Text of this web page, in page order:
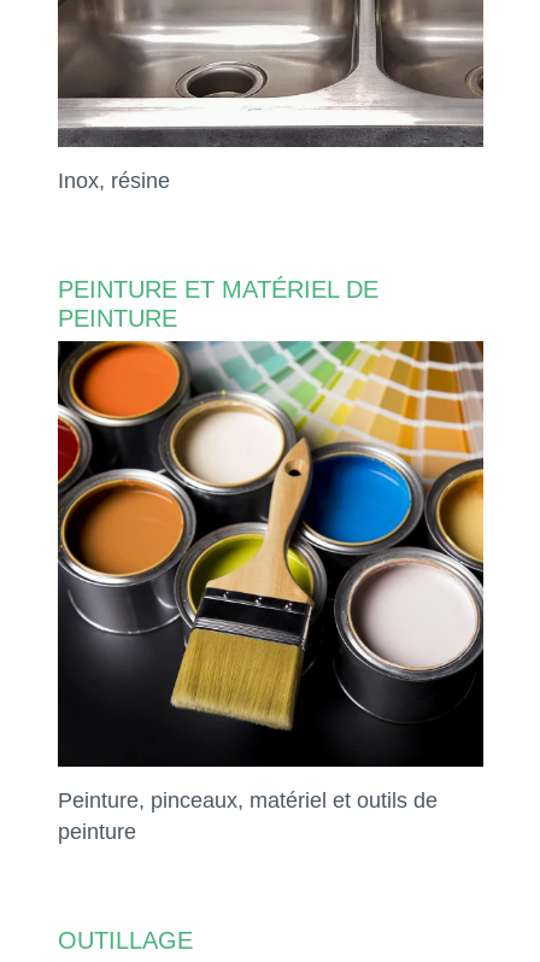
Inox, résine
PEINTURE ET MATÉRIEL DE
PEINTURE
Peinture, pinceaux, matériel et outils de
peinture
OUTILLAGE